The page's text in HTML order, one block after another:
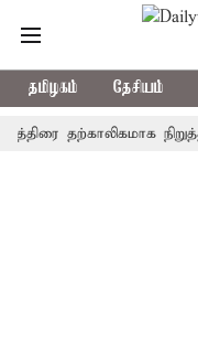
தமிழகம் தேசியம்
தற்காலிகமாக நிறுத்தம்